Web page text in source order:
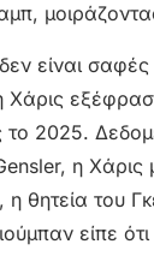
είναι
το 2025.
η Χάρις
θητεία του
είπε